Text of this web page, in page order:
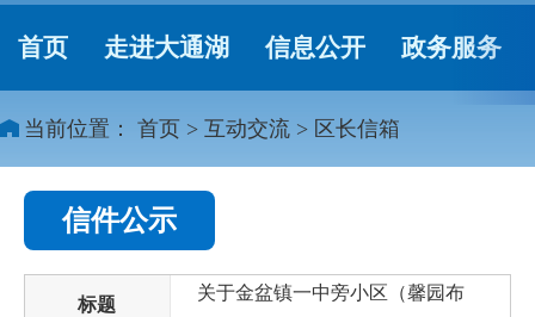
首页 走进大通湖 信息公开 政务服务
当前位置： 首页 > 互动交流 > 区长信箱
信件公示
标题
关于金盆镇一中旁小区（馨园布